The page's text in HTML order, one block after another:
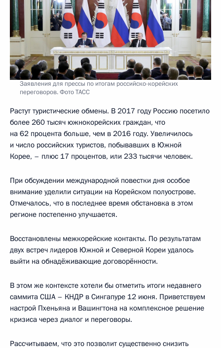
Заявления для прессы по итогам российско-корейских
переговоров. Фото ТАСС
Растут туристические обмены. В 2017 году Россию посетило
более 260 тысяч южнокорейских граждан, что
на 62 процента больше, чем в 2016 году. Увеличилось
и число российских туристов, побывавших в Южной
Корее, – плюс 17 процентов, или 233 тысячи человек.
При обсуждении международной повестки дня особое
внимание уделили ситуации на Корейском полуострове.
Отмечалось, что в последнее время обстановка в этом
регионе постепенно улучшается.
Восстановлены межкорейские контакты. По результатам
двух встреч лидеров Южной и Северной Кореи удалось
выйти на обнадёживающие договорённости.
В этом же контексте хотели бы отметить итоги недавнего
саммита США – КНДР в Сингапуре 12 июня. Приветствуем
настрой Пхеньяна и Вашингтона на комплексное решение
кризиса через диалог и переговоры.
Рассчитываем, что это позволит существенно снизить